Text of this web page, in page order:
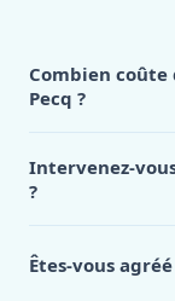
Combien
Pecq ?
Herinnes Lez
Intervenez-
?
Êtes-vous agréé